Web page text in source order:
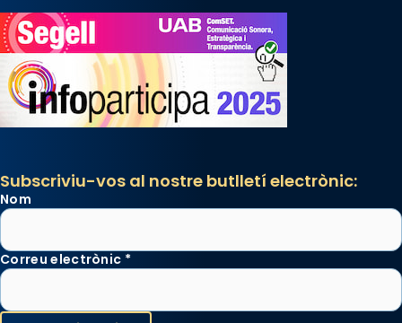
Subscriviu-vos al nostre butlletí electrònic:
Nom
Correu electrònic *